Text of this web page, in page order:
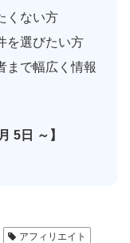
くない方
を選びたい方
まで幅広く情報
5日 ～】
アフィリエイト